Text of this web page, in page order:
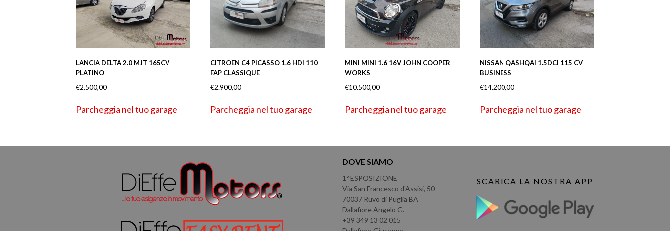
LANCIA DELTA 2.0 MJT 165CV
PLATINO
€2.500,00
Parcheggia nel tuo garage
CITROEN C4 PICASSO 1.6 HDI 110
FAP CLASSIQUE
€2.900,00
Parcheggia nel tuo garage
MINI MINI 1.6 16V JOHN COOPER
WORKS
€10.500,00
Parcheggia nel tuo garage
NISSAN QASHQAI 1.5DCI 115 CV
BUSINESS
€14.200,00
Parcheggia nel tuo garage
DOVE SIAMO
1^ESPOSIZIONE
Via San Francesco d'Assisi, 50
70037 Ruvo di Puglia BA
Dallafiore Angelo G.
+39 349 13 02 015
SCARICA LA NOSTRA APP